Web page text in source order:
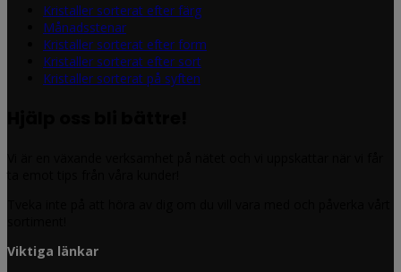
Kristaller sorterat efter färg
Månadsstenar
Kristaller sorterat efter form
Kristaller sorterat efter sort
Kristaller sorterat på syften
Viktiga länkar